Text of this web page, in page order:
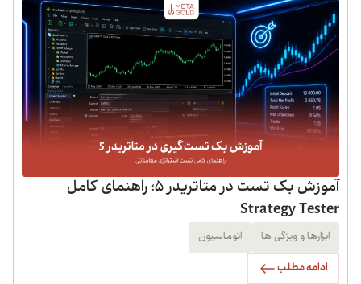
آموزش بک تست در متاتریدر 5؛ راهنمای کامل
Strategy Tester
ابزارها و ویژگی ها اتوماسیون
ادامه مطلب